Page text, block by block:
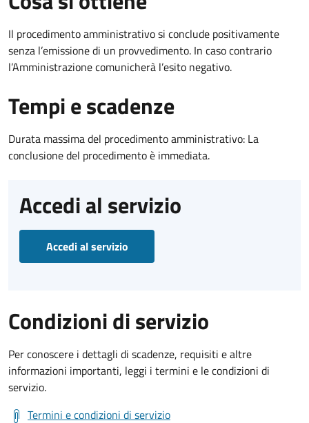
Il procedimento amministrativo si conclude positivamente
senza l’emissione di un provvedimento. In caso contrario
l’Amministrazione comunicherà l’esito negativo.
Tempi e scadenze
Durata massima del procedimento amministrativo: La
conclusione del procedimento è immediata.
Accedi al servizio
Accedi al servizio
Condizioni di servizio
Per conoscere i dettagli di scadenze, requisiti e altre
informazioni importanti, leggi i termini e le condizioni di
servizio.
Termini e condizioni di servizio